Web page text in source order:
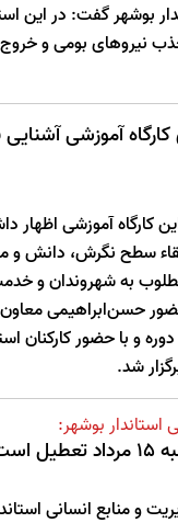
بوشهر گفت: در این
نیروهای بومی و
کارگاه آموزشی
کارگاه آموزشی اظهار
سطح نگرش، دانش و
به شهروندان و
حسن‌ابراهیمی
و با حضور کارکنان
شد.
استاندار بوشهر:
و منابع انسانی